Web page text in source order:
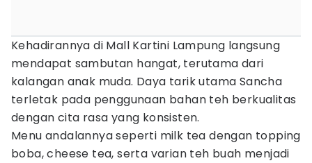
Kehadirannya di Mall Kartini Lampung langsung
mendapat sambutan hangat, terutama dari
kalangan anak muda. Daya tarik utama Sancha
terletak pada penggunaan bahan teh berkualitas
dengan cita rasa yang konsisten.
Menu andalannya seperti milk tea dengan topping
boba, cheese tea, serta varian teh buah menjadi